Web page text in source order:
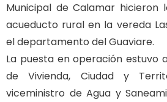
Municipal de Calamar hicieron
acueducto rural en la vereda
el departamento del Guaviare.
La puesta en operación estuvo
de Vivienda, Ciudad y
viceministro de Agua y